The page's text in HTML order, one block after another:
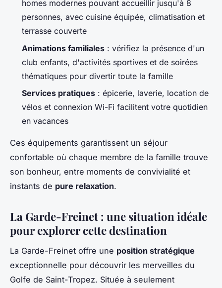
homes modernes pouvant accueillir jusqu'à 8
personnes, avec cuisine équipée, climatisation et
terrasse couverte
Animations familiales : vérifiez la présence d'un
club enfants, d'activités sportives et de soirées
thématiques pour divertir toute la famille
Services pratiques : épicerie, laverie, location de
vélos et connexion Wi-Fi facilitent votre quotidien
en vacances
Ces équipements garantissent un séjour
confortable où chaque membre de la famille trouve
son bonheur, entre moments de convivialité et
instants de pure relaxation.
La Garde-Freinet : une situation idéale
pour explorer cette destination
La Garde-Freinet offre une position stratégique
exceptionnelle pour découvrir les merveilles du
Golfe de Saint-Tropez. Située à seulement